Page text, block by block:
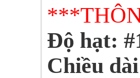
Độ hạt:
Chiều